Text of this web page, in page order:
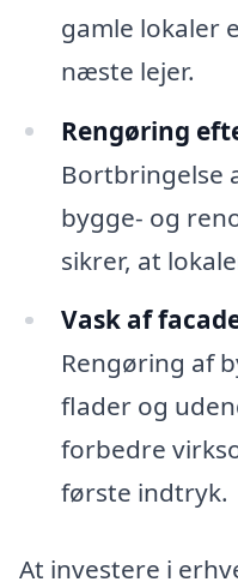
gamle lokaler
næste lejer.
Rengøring
Bortbringelse
bygge- og
sikrer, at
Vask af
Rengøring af
flader og
forbedre
første indtryk.
At investere i